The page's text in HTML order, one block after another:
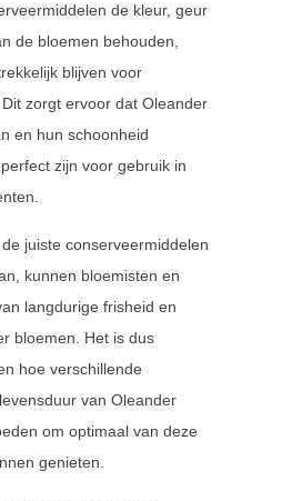
de kleur, geur
de bloemen behouden,
blijven voor
zorgt ervoor dat Oleander
en hun schoonheid
zijn voor gebruik in
juiste conserveermiddelen
kunnen bloemisten en
langdurige frisheid en
bloemen. Het is dus
hoe verschillende
van Oleander
om optimaal van deze
genieten.